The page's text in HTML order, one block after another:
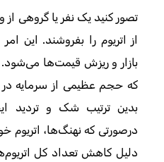
تصور کنید یک نفر یا گروهی
از اتریوم را بفروشند. این
بازار و ریزش قیمت‌ها می‌شود.
که حجم عظیمی از سرمایه
بدین ترتیب شک و تردید
درصورتی که نهنگ‌ها، اتریوم
دلیل کاهش تعداد کل